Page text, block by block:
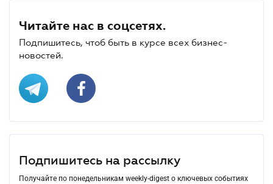
Читайте нас в соцсетях.
Подпишитесь, чтоб быть в курсе всех бизнес-
новостей.
Подпишитесь на рассылку
Получайте по понедельникам weekly-digest о ключевых событиях